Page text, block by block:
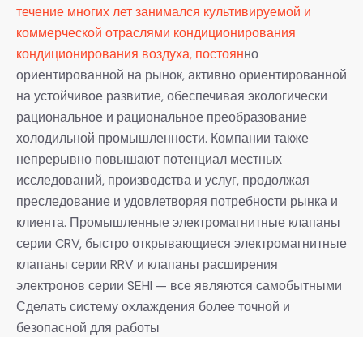
течение многих лет занимался культивируемой и
коммерческой отраслями кондиционирования
кондиционирования воздуха, постоянно
ориентированной на рынок, активно ориентированной
на устойчивое развитие, обеспечивая экологически
рациональное и рациональное преобразование
холодильной промышленности. Компании также
непрерывно повышают потенциал местных
исследований, производства и услуг, продолжая
преследование и удовлетворяя потребности рынка и
клиента. Промышленные электромагнитные клапаны
серии CRV, быстро открывающиеся электромагнитные
клапаны серии RRV и клапаны расширения
электронов серии SEHI — все являются самобытными
Сделать систему охлаждения более точной и
безопасной для работы